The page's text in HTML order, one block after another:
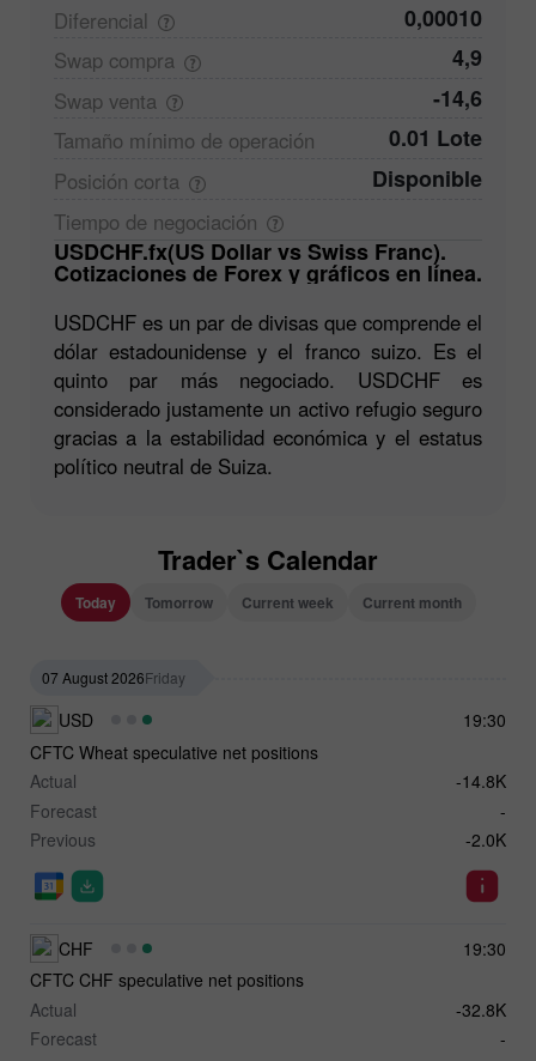
Diferencial 0,00010
Swap compra 4,9
Swap venta -14,6
Tamaño mínimo de operación 0.01 Lote
Posición corta Disponible
Tiempo de negociación
USDCHF.fx(US Dollar vs Swiss Franc).
Cotizaciones de Forex y gráficos en línea.
USDCHF es un par de divisas que comprende el
dólar estadounidense y el franco suizo. Es el
quinto par más negociado. USDCHF es
considerado justamente un activo refugio seguro
gracias a la estabilidad económica y el estatus
político neutral de Suiza.
Trader`s Calendar
Today Tomorrow Current week Current month
07 August 2026Friday
19:30
USD
CFTC Wheat speculative net positions
Actual
-14.8K
Forecast
-
Previous
-2.0K
19:30
CHF
CFTC CHF speculative net positions
Actual
-32.8K
Forecast
-